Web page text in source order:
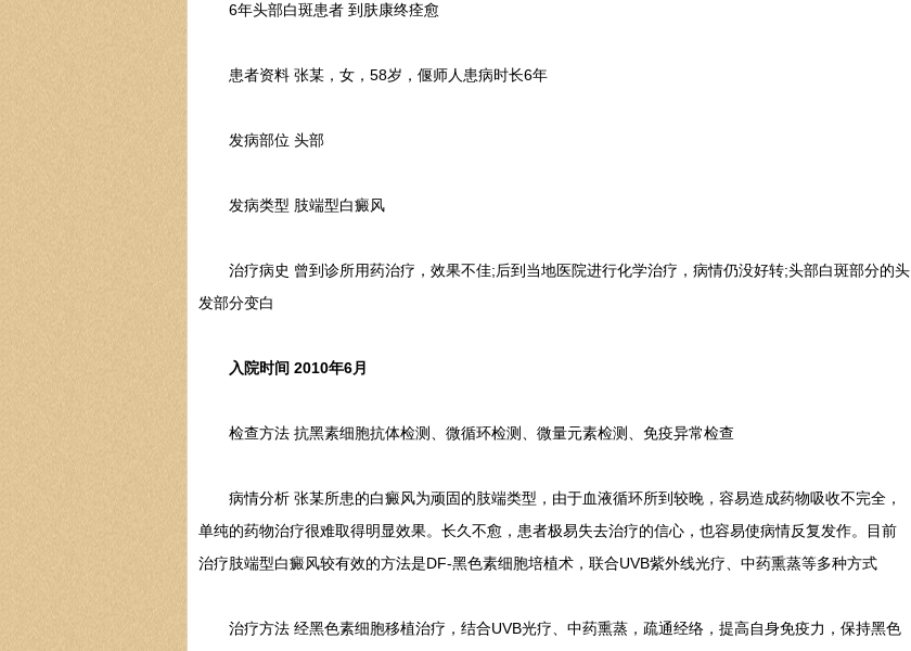
6年头部白斑患者 到肤康终痊愈
患者资料 张某，女，58岁，偃师人患病时长6年
发病部位 头部
发病类型 肢端型白癜风
治疗病史 曾到诊所用药治疗，效果不佳;后到当地医院进行化学治疗，病情仍没好转;头部白斑部分的头
发部分变白
入院时间 2010年6月
检查方法 抗黑素细胞抗体检测、微循环检测、微量元素检测、免疫异常检查
病情分析 张某所患的白癜风为顽固的肢端类型，由于血液循环所到较晚，容易造成药物吸收不完全，
单纯的药物治疗很难取得明显效果。长久不愈，患者极易失去治疗的信心，也容易使病情反复发作。目前
治疗肢端型白癜风较有效的方法是DF-黑色素细胞培植术，联合UVB紫外线光疗、中药熏蒸等多种方式
治疗方法 经黑色素细胞移植治疗，结合UVB光疗、中药熏蒸，疏通经络，提高自身免疫力，保持黑色